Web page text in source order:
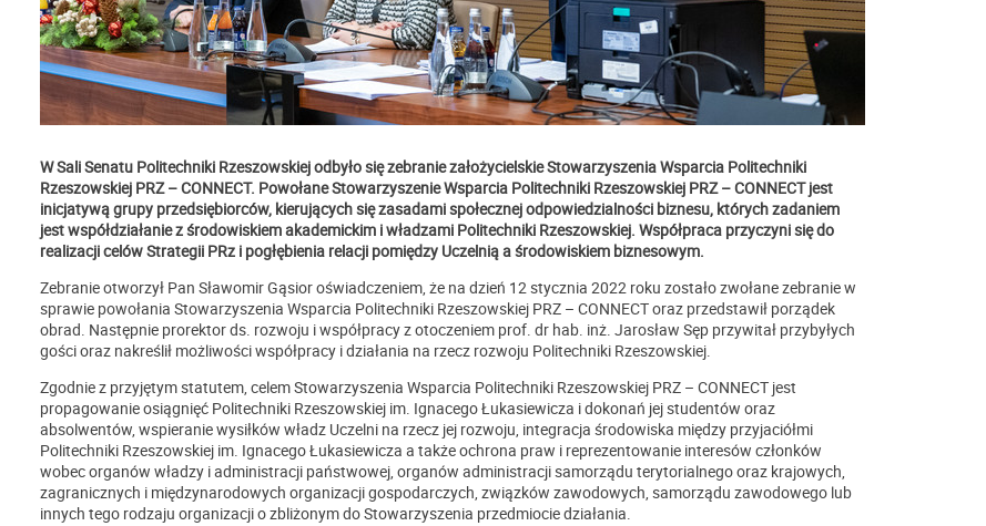
W Sali Senatu Politechniki Rzeszowskiej odbyło się zebranie założycielskie Stowarzyszenia Wsparcia Politechniki
Rzeszowskiej PRZ – CONNECT. Powołane Stowarzyszenie Wsparcia Politechniki Rzeszowskiej PRZ – CONNECT jest
inicjatywą grupy przedsiębiorców, kierujących się zasadami społecznej odpowiedzialności biznesu, których zadaniem
jest współdziałanie z środowiskiem akademickim i władzami Politechniki Rzeszowskiej. Współpraca przyczyni się do
realizacji celów Strategii PRz i pogłębienia relacji pomiędzy Uczelnią a środowiskiem biznesowym.
Zebranie otworzył Pan Sławomir Gąsior oświadczeniem, że na dzień 12 stycznia 2022 roku zostało zwołane zebranie w
sprawie powołania Stowarzyszenia Wsparcia Politechniki Rzeszowskiej PRZ – CONNECT oraz przedstawił porządek
obrad. Następnie prorektor ds. rozwoju i współpracy z otoczeniem prof. dr hab. inż. Jarosław Sęp przywitał przybyłych
gości oraz nakreślił możliwości współpracy i działania na rzecz rozwoju Politechniki Rzeszowskiej.
Zgodnie z przyjętym statutem, celem Stowarzyszenia Wsparcia Politechniki Rzeszowskiej PRZ – CONNECT jest
propagowanie osiągnięć Politechniki Rzeszowskiej im. Ignacego Łukasiewicza i dokonań jej studentów oraz
absolwentów, wspieranie wysiłków władz Uczelni na rzecz jej rozwoju, integracja środowiska między przyjaciółmi
Politechniki Rzeszowskiej im. Ignacego Łukasiewicza a także ochrona praw i reprezentowanie interesów członków
wobec organów władzy i administracji państwowej, organów administracji samorządu terytorialnego oraz krajowych,
zagranicznych i międzynarodowych organizacji gospodarczych, związków zawodowych, samorządu zawodowego lub
innych tego rodzaju organizacji o zbliżonym do Stowarzyszenia przedmiocie działania.